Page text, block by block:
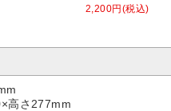
2,200円(税込)
高さ277mm